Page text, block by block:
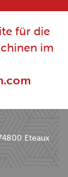
für die
im
Eteaux